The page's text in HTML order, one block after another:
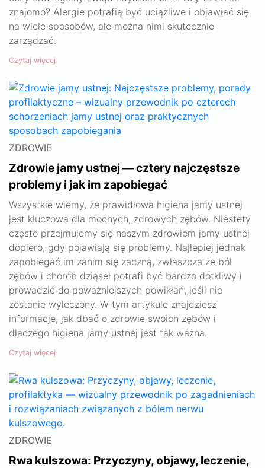
znajomo? Alergie potrafią być uciążliwe i objawiać się
na wiele sposobów, ale można nimi skutecznie
zarządzać.
Czytaj więcej
ZDROWIE
Zdrowie jamy ustnej — cztery najczęstsze
problemy i jak im zapobiegać
Wszystkie wiemy, że prawidłowa higiena jamy ustnej
jest kluczowa dla mocnych, zdrowych zębów. Niestety
często przejmujemy się naszym zdrowiem jamy ustnej
dopiero, gdy pojawiają się problemy. Najlepiej jednak
zapobiegać im zanim się zaczną, zwłaszcza że ból
zębów i chorób dziąseł potrafi być bardzo dotkliwy i
prowadzić do poważniejszych powikłań, jeśli nie
zostanie wyleczony. W tym artykule znajdziesz
informacje, jak dbać o zdrowie swoich zębów i
dlaczego higiena jamy ustnej jest tak ważna.
Czytaj więcej
ZDROWIE
Rwa kulszowa: Przyczyny, objawy, leczenie,